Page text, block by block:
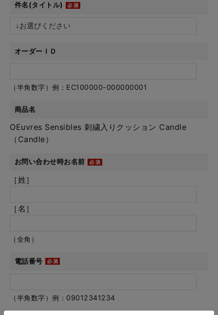
件名(タイトル)
オーダーＩＤ
（半角数字）例：EC100000-000000001
商品名
OEuvres Sensibles 刺繍入りクッション Candle
（Candle）
お問い合わせ時お名前
［姓］
［名］
（全角）
電話番号
（半角数字）例：09012341234